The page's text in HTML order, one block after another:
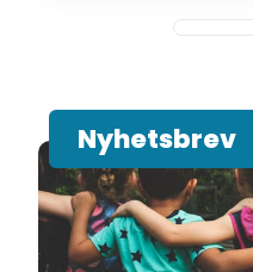
Nyhetsbrev